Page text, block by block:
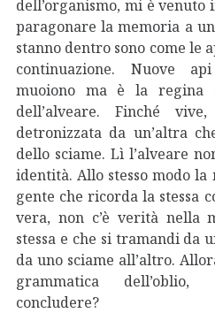
dell’organismo, mi è
paragonare la memoria a
stanno dentro sono come le
continuazione. Nuove
muoiono ma è la regina
dell’alveare. Finché
detronizzata da un’altra
dello sciame. Lì l’alveare
identità. Allo stesso modo
gente che ricorda la stessa
vera, non c’è verità nella
stessa e che si tramandi da
da uno sciame all’altro.
grammatica
concludere?